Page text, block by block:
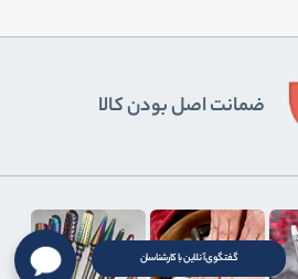
گفتگوی آنلاین با کارشناسان
ضمانت اصل بودن کالا